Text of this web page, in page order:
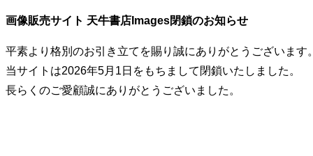
画像販売サイト 天牛書店Images閉鎖のお知らせ
平素より格別のお引き立てを賜り誠にありがとうございます
当サイトは2026年5月1日をもちまして閉鎖いたしました。
長らくのご愛顧誠にありがとうございました。